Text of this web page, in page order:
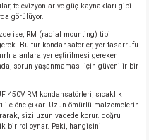
televizyonlar ve güç kaynakları gibi
görülüyor.
ise, RM (radial mounting) tipi
Bu tür kondansatörler, yer tasarrufu
alanlara yerleştirilmesi gereken
sorun yaşanmaması için güvenilir bir
450V RM kondansatörleri, sıcaklık
ile öne çıkar. Uzun ömürlü malzemelerin
sizi uzun vadede korur. doğru
bir rol oynar. Peki, hangisini